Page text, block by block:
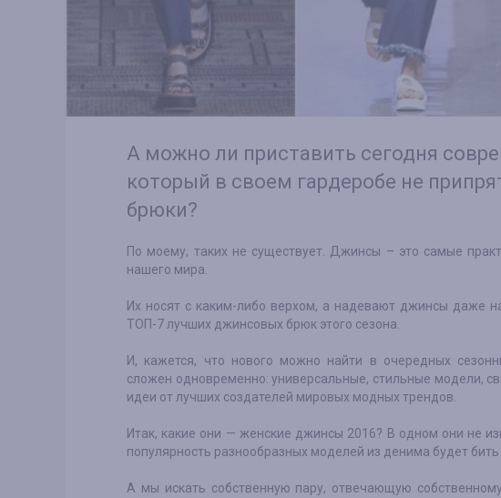
А можно ли приставить сегодня
который в своем гардеробе не
брюки?
По моему, таких не существует. Джинсы – это самые
нашего мира.
Их носят с каким-либо верхом, а надевают джинсы даже
ТОП-7 лучших джинсовых брюк этого сезона.
И, кажется, что нового можно найти в очередных
сложен одновременно: универсальные, стильные модели,
идеи от лучших создателей мировых модных трендов.
Итак, какие они — женские джинсы 2016? В одном они не
популярность разнообразных моделей из денима будет
А мы искать собственную пару, отвечающую